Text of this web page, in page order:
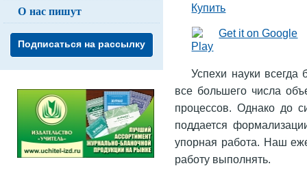
Купить
Успехи науки
все большего числа
процессов. Однако до
поддается
упорная работа. Наш
работу выполнять.
О нас пишут
Подписаться на рассылку